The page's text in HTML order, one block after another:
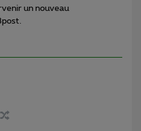
un nouveau